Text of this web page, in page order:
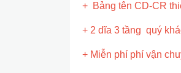
+ Bảng tên CD-CR
+ 2 dĩa 3 tầng quý
+ Miễn phí phí vận